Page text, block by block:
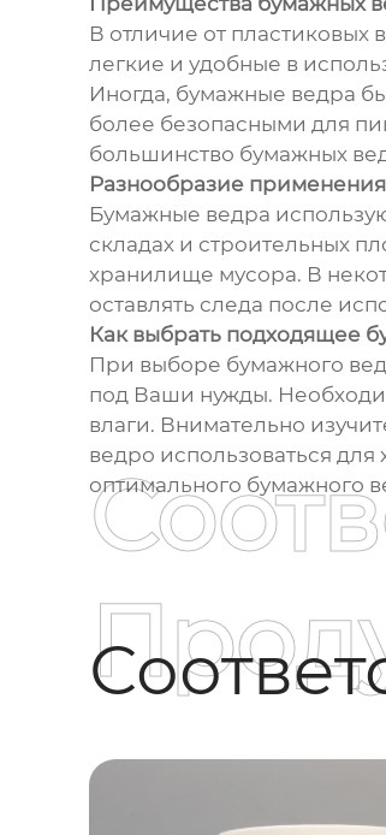
В отличие от
легкие и удобные в
Иногда, бумажные ведра
более безопасными для
большинство бумажных
Разнообразие
Бумажные ведра
складах и строительных
хранилище мусора. В
оставлять следа после
Как выбрать подходящее
При выборе бумажного
под Ваши нужды.
влаги. Внимательно
ведро использоваться
оптимального бумажного